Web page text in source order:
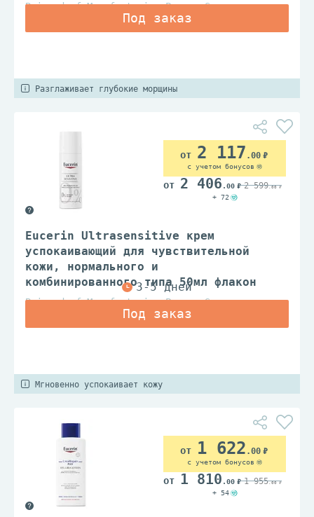
Beiersdorf Manufacturing Poznan Sp.z.o.o.
Разглаживает глубокие морщины
Eucerin Ultrasensitive крем
успокаивающий для чувствительной
кожи, нормального и
комбинированного типа 50мл флакон
Beiersdorf Manufacturing Poznan Sp.z.o.o.
2 117 .00
с учетом бонусов
2 406 .00 2 599.00
+ 72
Мгновенно успокаивает кожу
1 622 .00
с учетом бонусов
1 810 .00 1 955.00
+ 54